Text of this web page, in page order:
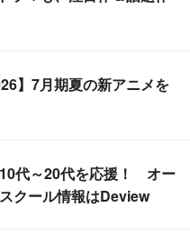
】7月期夏の新アニメを
代～20代を応援！ オー
クール情報はDeview